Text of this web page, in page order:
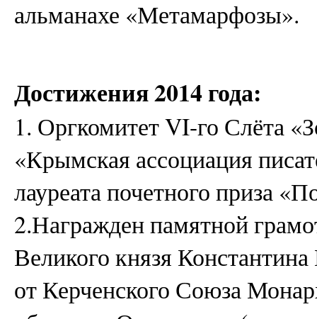
альманахе «Метамарфозы».
Достижения 2014 года:
1. Оргкомитет VI-го Слёта
«Крымская ассоциация
лауреата почетного приза
2.Награжден памятной
Великого князя
от Керченского Союза